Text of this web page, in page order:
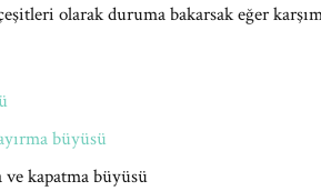
olarak duruma bakarsak eğer
büyüsü
ve kapatma büyüsü